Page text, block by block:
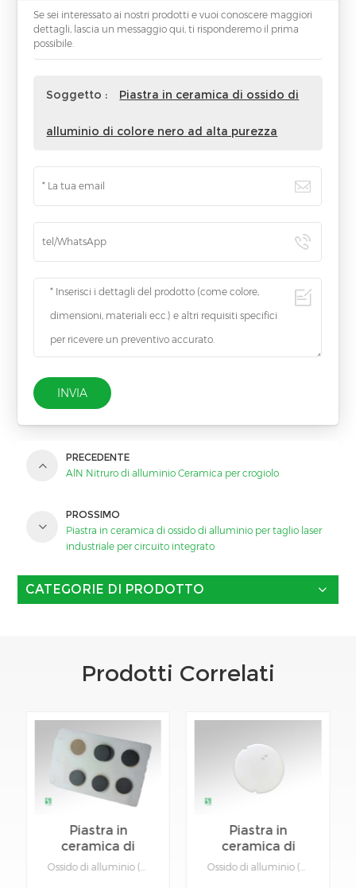
Se sei interessato ai nostri prodotti e vuoi conoscere maggiori
dettagli, lascia un messaggio qui, ti risponderemo il prima
possibile.
Soggetto : Piastra in ceramica di ossido di
alluminio di colore nero ad alta purezza
INVIA
PRECEDENTE
AlN Nitruro di alluminio Ceramica per crogiolo
PROSSIMO
Piastra in ceramica di ossido di alluminio per taglio laser
industriale per circuito integrato
CATEGORIE DI PRODOTTO
Prodotti Correlati
Piastra in
ceramica di
ossido di
Ossido di alluminio (Al2O3) ha una durezza estremamente elevata, resistenza alle alte temperature e isolamento, quindi è ampiamente utilizzato in tutti i tipi di apparecchiature ad alta precisione. Il nostro substrato di allumina ha proprietà ben bilanciate di isolamento, conduttività termica e resistenza alla rottura.Dettagli del prodotto:Materiale: ossido di alluminio.Funzione: Dispositivo isolante in ceramica.Tipo: Ceramica.Colore: Nero.Personalizzabile: sì, fornire i disegni dei prodotti specifici.
Piastra in
ceramica di
ossido di
Ossido di alluminio (Al2O3) ha una durezza estremamente elevata, resistenza alle alte temperature e isolamento, quindi è ampiamente utilizzato in tutti i tipi di apparecchiature ad alta precisione. Il nostro substrato di allumina ha proprietà ben bilanciate di isolamento, conduttività termica e resistenza alla rottura.Dettagli del prodotto:Materiale: ossido di alluminio.Funzione: Dispositivo isolante in ceramica.Tipo: Ceramica.Colore: Nero.Personalizzabile: sì, fornire i disegni dei prodotti specifici.